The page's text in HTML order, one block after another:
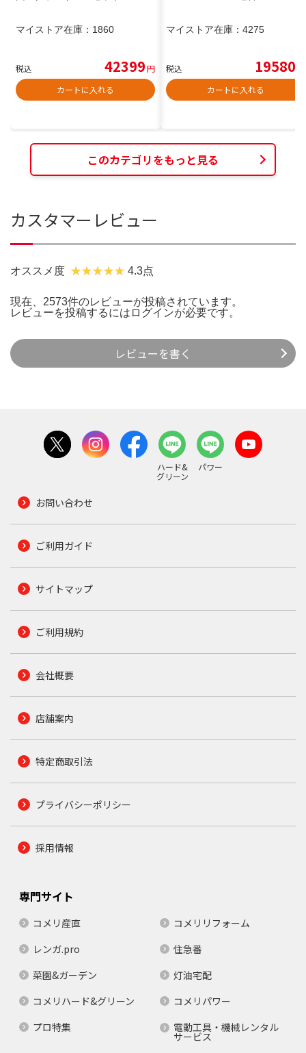
マイストア在庫： 1860
税込 42399円
カートに入れる
マイストア在庫： 4275
税込 19580
カートに入れる
このカテゴリをもっと見る
カスタマーレビュー
オススメ度 4.3点
現在、2573件のレビューが投稿されています。
レビューを投稿するには ログインが必要です。
レビューを書く
ハード&
グリーン
パワー
お問い合わせ
ご利用ガイド
サイトマップ
ご利用規約
会社概要
店舗案内
特定商取引法
プライバシーポリシー
採用情報
専門サイト
コメリ産直
コメリリフォーム
レンガ.pro
住急番
菜園&ガーデン
灯油宅配
コメリハード&グリーン
コメリパワー
プロ特集
電動工具・機械レンタル
サービス